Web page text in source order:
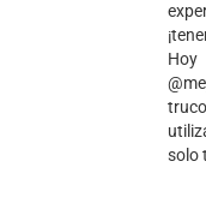
solo